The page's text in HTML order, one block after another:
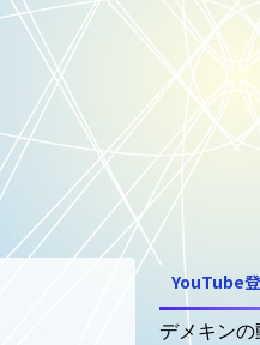
YouTube
デメキン